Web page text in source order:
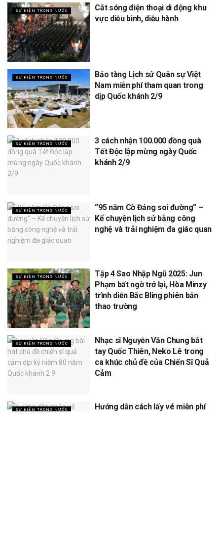
SỰ KIỆN TRONG NƯỚC
Cắt sóng điện thoại di động khu
vực diễu binh, diễu hành
SỰ KIỆN TRONG NƯỚC
Bảo tàng Lịch sử Quân sự Việt
Nam miễn phí tham quan trong
dịp Quốc khánh 2/9
SỰ KIỆN TRONG NƯỚC
3 cách nhận 100.000 đồng quà
Tết Độc lập mừng ngày Quốc
khánh 2/9
SỰ KIỆN TRONG NƯỚC
“95 năm Cờ Đảng soi đường” –
Kể chuyện lịch sử bằng công
nghệ và trải nghiệm đa giác quan
SỰ KIỆN TRONG NƯỚC
Tập 4 Sao Nhập Ngũ 2025: Jun
Phạm bất ngờ trở lại, Hòa Minzy
trình diễn Bắc Bling phiên bản
thao trường
SỰ KIỆN TRONG NƯỚC
Nhạc sĩ Nguyễn Văn Chung bắt
tay Quốc Thiên, Neko Lê trong
ca khúc chủ đề của Chiến Sĩ Quả
Cảm
SỰ KIỆN TRONG NƯỚC
Hướng dẫn cách lấy vé miễn phí